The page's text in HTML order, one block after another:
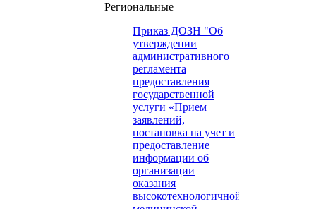
Региональные
Приказ ДОЗН "Об
утверждении
административного
регламента
предоставления
государственной
услуги «Прием
заявлений,
постановка на учет и
предоставление
информации об
организации
оказания
высокотехнологичной